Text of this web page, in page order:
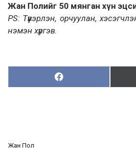
Жан Полийг 50 мянган хүн
PS: Түүвэрлэн, орчуулан,
нэмэн хүргэв.
Хуваалцах:
Х
у
Жан Пол